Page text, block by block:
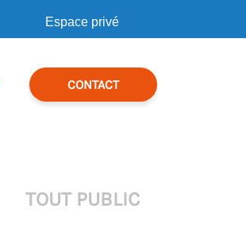
Espace privé
CONTACT
TOUT PUBLIC